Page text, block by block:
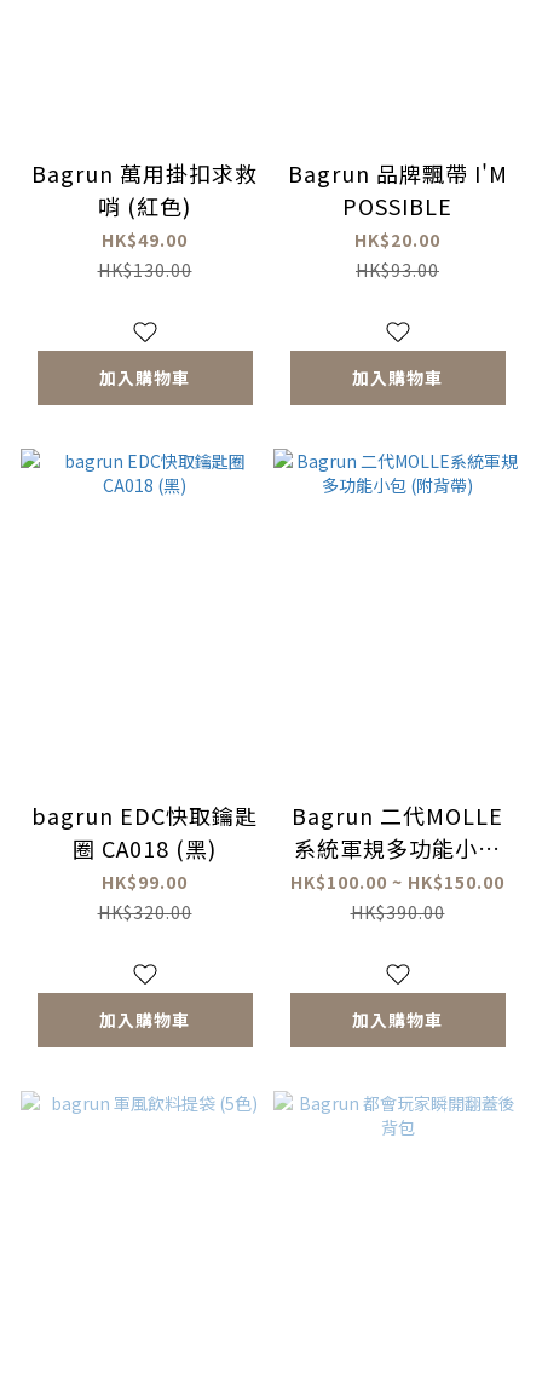
Bagrun 萬用掛扣求救
哨 (紅色)
HK$49.00
HK$130.00
加入購物車
Bagrun 品牌飄帶 I'M
POSSIBLE
HK$20.00
HK$93.00
加入購物車
bagrun EDC快取鑰匙
圈 CA018 (黑)
HK$99.00
HK$320.00
加入購物車
Bagrun 二代MOLLE
系統軍規多功能小包
(附背帶)
HK$100.00 ~ HK$150.00
HK$390.00
加入購物車